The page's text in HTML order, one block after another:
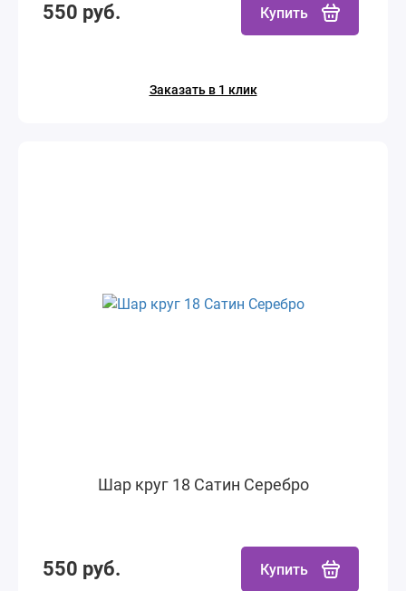
550 руб. Купить
Заказать в 1 клик
Шар круг 18 Сатин Серебро
550 руб. Купить